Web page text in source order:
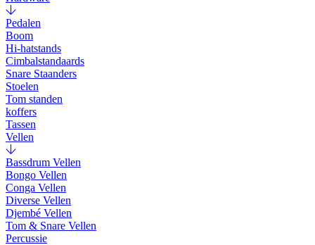
Pedalen
Boom
Hi-hatstands
Cimbalstandaards
Snare Staanders
Stoelen
Tom standen
koffers
Tassen
Vellen
Bassdrum Vellen
Bongo Vellen
Conga Vellen
Diverse Vellen
Djembé Vellen
Tom & Snare Vellen
Percussie